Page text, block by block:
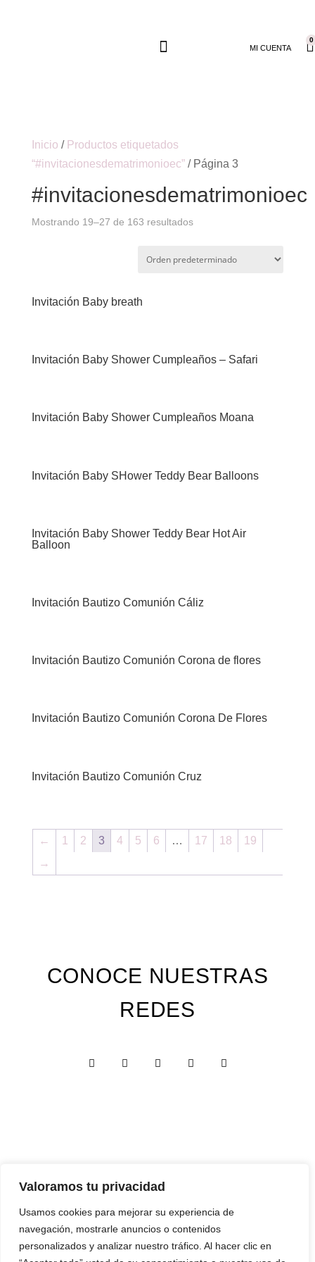
Valoramos tu privacidad
Usamos cookies para mejorar su experiencia de
navegación, mostrarle anuncios o contenidos
personalizados y analizar nuestro tráfico. Al hacer clic en
MI CUENTA
0
Inicio / Productos etiquetados
“#invitacionesdematrimonioec”/ Página 3
#invitacionesdematrimonioec
Mostrando 19–27 de 163 resultados
Invitación Baby breath
Invitación Baby Shower Cumpleaños – Safari
Invitación Baby Shower Cumpleaños Moana
Invitación Baby SHower Teddy Bear Balloons
Invitación Baby Shower Teddy Bear Hot Air
Balloon
Invitación Bautizo Comunión Cáliz
Invitación Bautizo Comunión Corona de flores
Invitación Bautizo Comunión Corona De Flores
Invitación Bautizo Comunión Cruz
← 1 2 3 4 5 6 … 17 18
19
→
CONOCE NUESTRAS
REDES
Custom Edition
Express Edition
Digital Edition